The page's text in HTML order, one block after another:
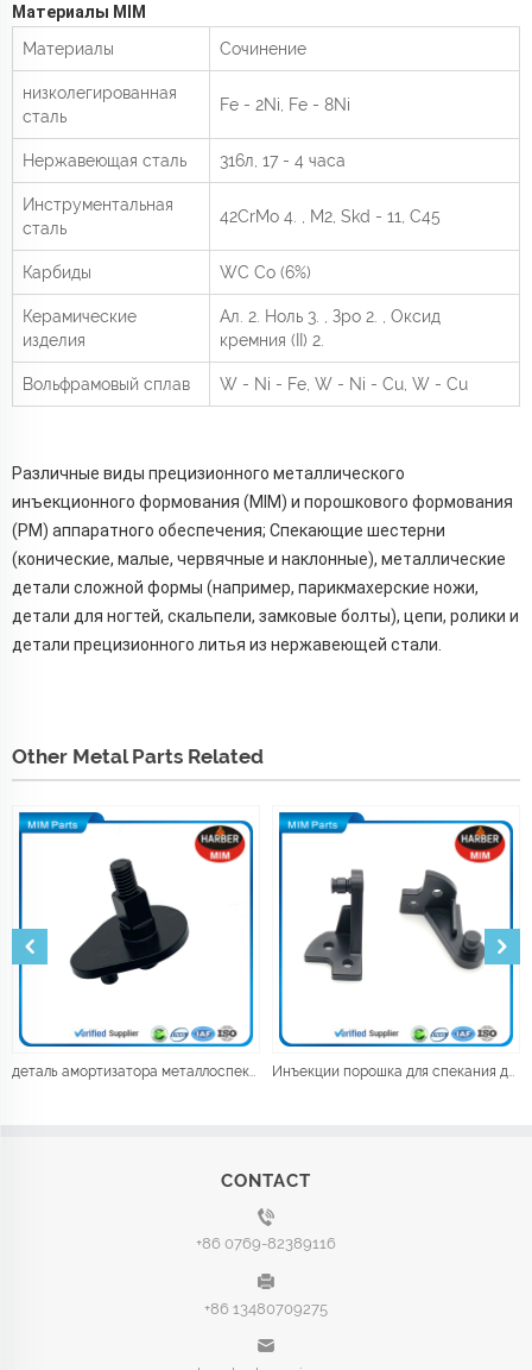
Материалы MIM
Материалы
Сочинение
низколегированная
сталь
Fe - 2Ni, Fe - 8Ni
Нержавеющая сталь 316л, 17 - 4 часа
Инструментальная
сталь
42CrMo 4. , M2, Skd - 11, C45
Карбиды WC Co (6%)
Керамические
изделия
Ал. 2. Ноль 3. , Зро 2.
, Оксид
кремния (II) 2.
Вольфрамовый сплав W - Ni - Fe, W - Ni - Cu, W - Cu
Различные виды прецизионного металлического
инъекционного формования (MIM) и порошкового формования
(PM) аппаратного обеспечения; Спекающие шестерни
(конические, малые, червячные и наклонные), металлические
детали сложной формы (например, парикмахерские ножи,
детали для ногтей, скальпели, замковые болты), цепи, ролики и
детали прецизионного литья из нержавеющей стали.
Other Metal Parts Related
CONTACT
+86 0769-82389116
+86 13480709275